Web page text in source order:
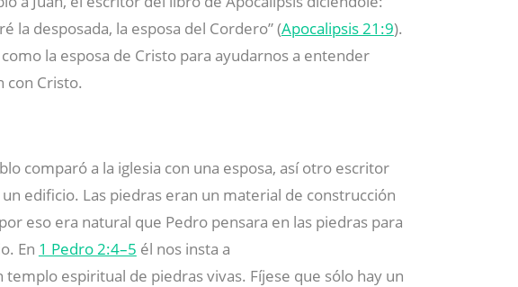
la desposada, la esposa del Cordero” (Apocalipsis 21:9).
la esposa de Cristo para ayudarnos a entender
con Cristo.
comparó a la iglesia con una esposa, así otro escritor
edificio. Las piedras eran un material de construcción
eso era natural que Pedro pensara en las piedras para
En 1 Pedro 2:4–5 él nos insta a
templo espiritual de piedras vivas. Fíjese que sólo hay un